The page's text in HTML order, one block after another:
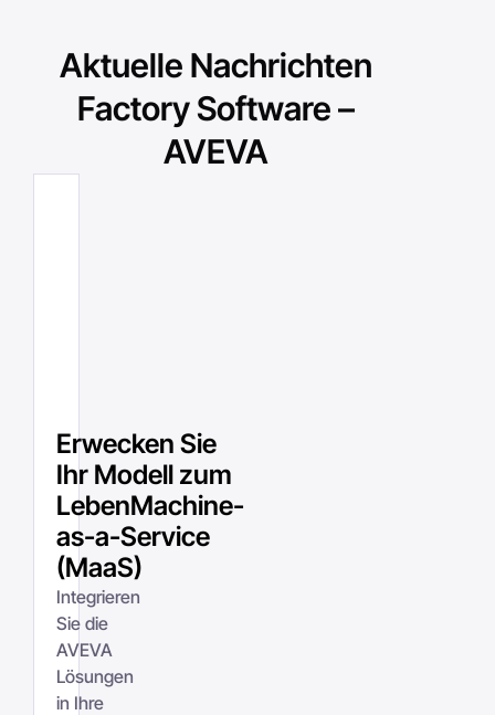
Aktuelle Nachrichten
Factory Software –
AVEVA
Erwecken Sie
Ihr Modell zum
LebenMachine-
as-a-Service
(MaaS)
Integrieren
Sie die
AVEVA
Lösungen
in Ihre